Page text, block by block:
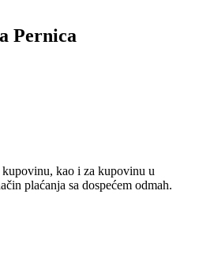
Pernica
kao i za kupovinu u
plaćanja sa dospećem odmah.